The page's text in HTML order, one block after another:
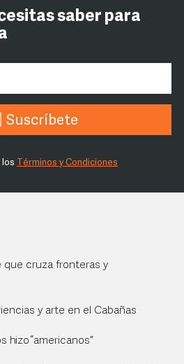
saber para
Suscríbete
los Términos y Condiciones
que cruza fronteras y
y arte en el Cabañas
hizo “americanos”